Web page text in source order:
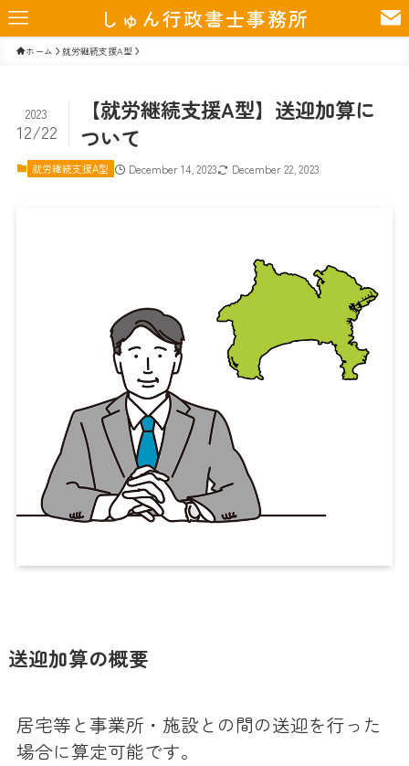
しゅん行政書士事務所
ホーム 就労継続支援A型
【就労継続支援A型】送迎加算に
ついて
2023
12/22
就労継続支援A型 December 14, 2023 December 22, 2023
送迎加算の概要
居宅等と事業所・施設との間の送迎を行った
場合に算定可能です。